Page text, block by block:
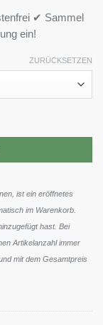
✔ Sammel
ein!
ZURÜCKSETZEN
ist ein eröffnetes
im Warenkorb.
hast. Bei
Artikelanzahl immer
mit dem Gesamtpreis